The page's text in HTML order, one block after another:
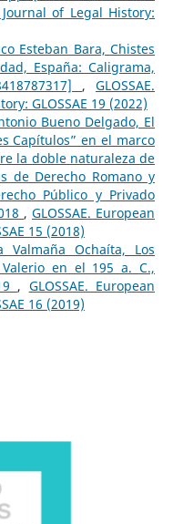
Journal of Legal History:
Esteban Bara, Chistes
España: Caligrama,
,GLOSSAE.
GLOSSAE 19 (2022)
Bueno Delgado, El
Capítulos” en el marco
la doble naturaleza de
de Derecho Romano y
Público y Privado
,GLOSSAE. European
15 (2018)
Valmaña Ochaíta, Los
en el 195 a. C.,
, GLOSSAE. European
16 (2019)